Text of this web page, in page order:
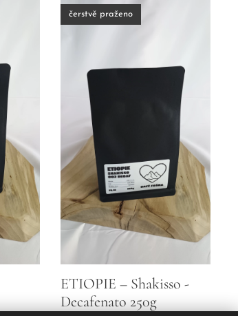
ETIOPIE – Shakisso -
Decafenato 250g
čerstvě praženo